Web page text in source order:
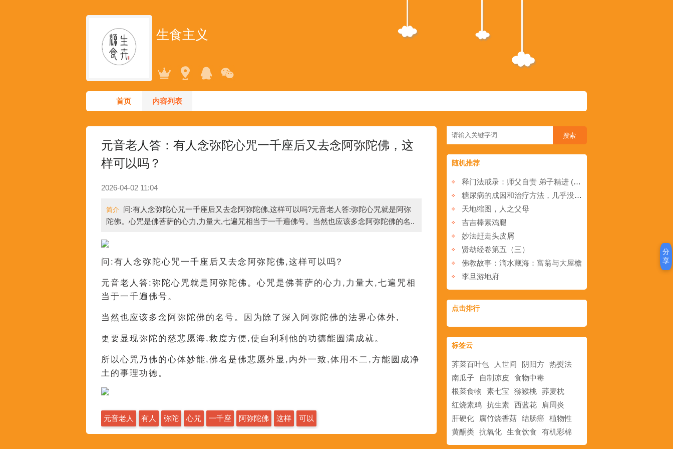
生食主义
首页 内容列表
元音老人答：有人念弥陀心咒一千座后又去念阿弥陀佛，这
样可以吗？
2026-04-02 11:04
简介 问:有人念弥陀心咒一千座后又去念阿弥陀佛,这样可以吗?元音老人答:弥陀心咒就是阿弥
陀佛。心咒是佛菩萨的心力,力量大,七遍咒相当于一千遍佛号。当然也应该多念阿弥陀佛的名..
问:有人念弥陀心咒一千座后又去念阿弥陀佛,这样可以吗?
元音老人答:弥陀心咒就是阿弥陀佛。心咒是佛菩萨的心力,力量大,七遍咒相
当于一千遍佛号。
当然也应该多念阿弥陀佛的名号。因为除了深入阿弥陀佛的法界心体外,
更要显现弥陀的慈悲愿海,救度方便,使自利利他的功德能圆满成就。
所以心咒乃佛的心体妙能,佛名是佛悲愿外显,内外一致,体用不二,方能圆成净
土的事理功德。
元音老人 有人 弥陀 心咒 一千座 阿弥陀佛 这样 可以
随机推荐
释门法戒录：师父自责 弟子精进 (晋 法遇)
糖尿病的成因和治疗方法，几乎没多少人知道的!
天地缩图，人之父母
吉吉棒素鸡腿
妙法赶走头皮屑
贤劫经卷第五（三）
佛教故事：滴水藏海：富翁与大屋檐
李旦游地府
点击排行
标签云
荠菜百叶包 人世间 阴阳方 热熨法
南瓜子
自制凉皮
食物中毒
根菜食物
素七宝 猕猴桃 荞麦枕
红烧素鸡 抗生素 西蓝花
肩周炎
肝硬化
腐竹烧香菇 结肠癌 植物性
黄酮类 抗氧化 生食饮食 有机彩棉
分
享